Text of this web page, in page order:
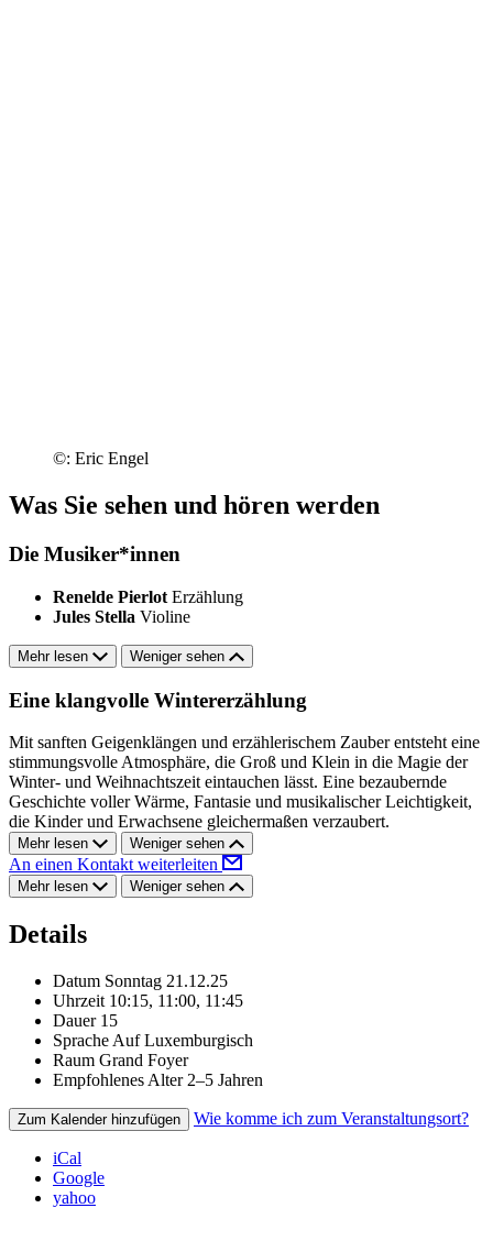
©: Eric Engel
Was Sie sehen und hören werden
Die Musiker*innen
Renelde Pierlot Erzählung
Jules Stella Violine
Mehr lesen Weniger sehen
Eine klangvolle Wintererzählung
Mit sanften Geigenklängen und erzählerischem Zauber entsteht eine
stimmungsvolle Atmosphäre, die Groß und Klein in die Magie der
Winter- und Weihnachtszeit eintauchen lässt. Eine bezaubernde
Geschichte voller Wärme, Fantasie und musikalischer Leichtigkeit,
die Kinder und Erwachsene gleichermaßen verzaubert.
Mehr lesen Weniger sehen
An einen Kontakt weiterleiten
Mehr lesen Weniger sehen
Details
Datum Sonntag 21.12.25
Uhrzeit 10:15, 11:00, 11:45
Dauer 15
Sprache Auf Luxemburgisch
Raum Grand Foyer
Empfohlenes Alter 2–5 Jahren
Zum Kalender hinzufügen Wie komme ich zum Veranstaltungsort?
iCal
Google
yahoo